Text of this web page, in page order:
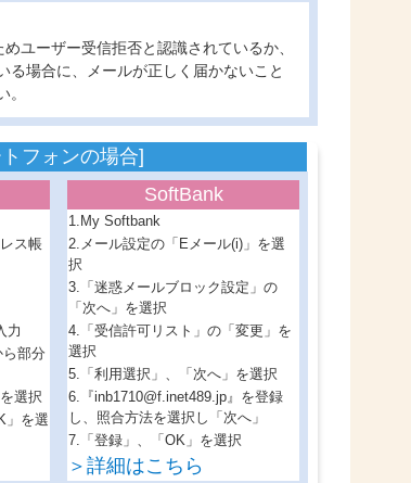
ユーザー受信拒否と認識されているか、
る場合に、メールが正しく届かないこと
フォンの場合]
ス帳
力
部分
選択
」を選
SoftBank
1.My Softbank
2.メール設定の「Eメール(i)」を選
択
3.「迷惑メールブロック設定」の
「次へ」を選択
4.「受信許可リスト」の「変更」を
選択
5.「利用選択」、「次へ」を選択
6.『inb1710@f.inet489.jp』を登録
し、照合方法を選択し「次へ」
7.「登録」、「OK」を選択
＞詳細はこちら